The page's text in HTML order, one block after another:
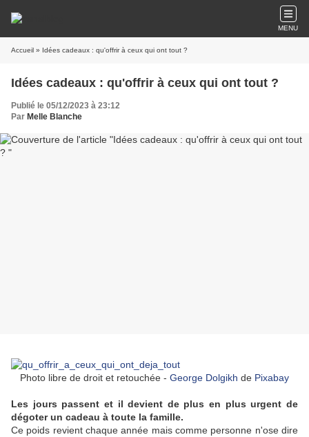
MENU
Accueil » Idées cadeaux : qu'offrir à ceux qui ont tout ?
Idées cadeaux : qu'offrir à ceux qui ont tout ?
Publié le 05/12/2023 à 23:12
Par Melle Blanche
Photo libre de droit et retouchée - George Dolgikh de Pixabay
Les jours passent et il devient de plus en plus urgent de
dégoter un cadeau à toute la famille.
Ce poids revient chaque année mais comme personne n'ose dire